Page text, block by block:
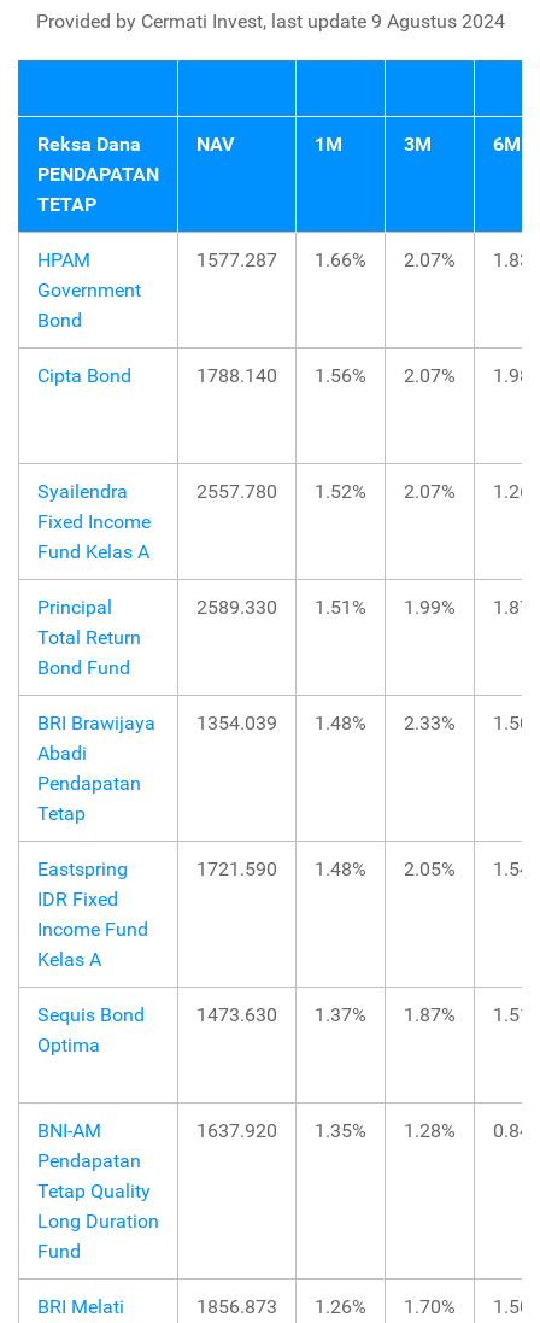
Provided by Cermati Invest, last update 9 Agustus 2024
Reksa Dana
PENDAPATAN
TETAP
NAV 1M 3M 6M
HPAM
Government
Bond
1577.287 1.66% 2.07%
Cipta Bond 1788.140 1.56% 2.07%
Syailendra
Fixed Income
Fund Kelas A
2557.780 1.52% 2.07%
Principal
Total Return
Bond Fund
2589.330 1.51% 1.99%
BRI Brawijaya
Abadi
Pendapatan
Tetap
1354.039 1.48% 2.33%
Eastspring
IDR Fixed
Income Fund
Kelas A
1721.590 1.48% 2.05%
Sequis Bond
Optima
1473.630 1.37% 1.87%
BNI-AM
Pendapatan
Tetap Quality
Long Duration
Fund
1637.920 1.35% 1.28%
BRI Melati 1856.873 1.26% 1.70%